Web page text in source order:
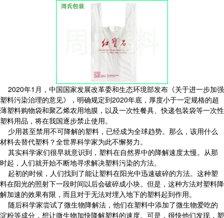
2020年1月，中国国家发展改革委和生态环境部发布《关于进一步加强
塑料污染治理的意见》，明确规定到2020年底，厚度小于一定规格的超
薄塑料购物袋和聚乙烯农用地膜，以及一次性餐具、快递包装袋等一次性
塑料用品，将在我国逐步禁止使用。
少用甚至禁用不可降解的塑料，已经成为全球趋势。那么，该用什么
材料去替代塑料？全世界科学家为此不懈努力。
其实科学家们很早就意识到，塑料在自然界中的降解速度太慢。从那
时起，人们就开始不断地寻求解决塑料污染的方法。
起初的时候，人们找到了能让塑料在阳光中迅速破碎的方法。这种塑
料在阳光的照射下一段时间以后会破碎成小块。但是，这种方法对塑料降
解加速的效果有限，而且对于无法对埋入地下的塑料起到作用。
随后科学家尝试了微生物降解法，他们在塑料中添加了微生物爱吃的
淀粉等成分，想让微生物加快降解塑料的速度。可是，很快他们发现，塑